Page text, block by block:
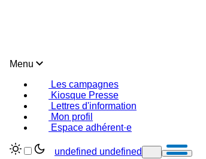
Menu
Les campagnes
Kiosque Presse
Lettres d'information
Mon profil
Espace adhérent·e
undefined undefined